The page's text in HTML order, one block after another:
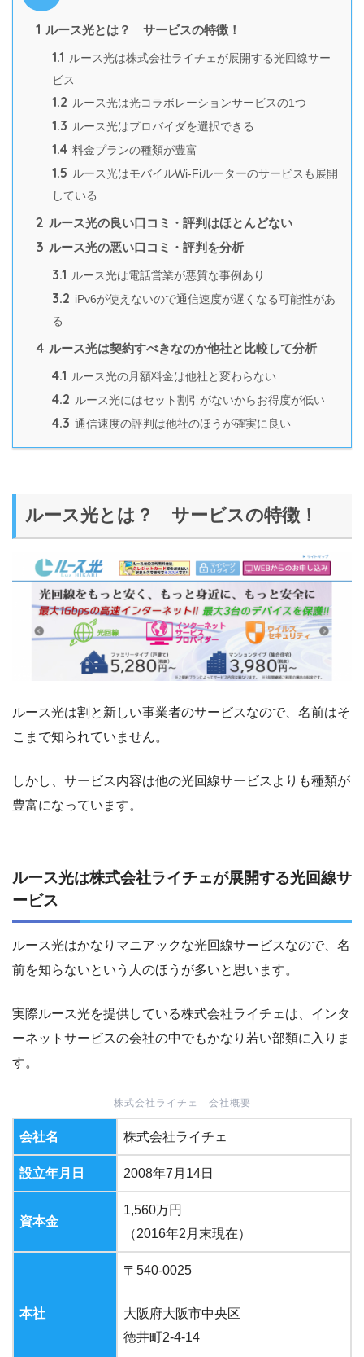
1 ルース光とは？ サービスの特徴！
1.1 ルース光は株式会社ライチェが展開する光回線サー
ビス
1.2 ルース光は光コラボレーションサービスの1つ
1.3 ルース光はプロバイダを選択できる
1.4 料金プランの種類が豊富
1.5 ルース光はモバイルWi-Fiルーターのサービスも展開
している
2 ルース光の良い口コミ・評判はほとんどない
3 ルース光の悪い口コミ・評判を分析
3.1 ルース光は電話営業が悪質な事例あり
3.2 iPv6が使えないので通信速度が遅くなる可能性があ
る
4 ルース光は契約すべきなのか他社と比較して分析
4.1 ルース光の月額料金は他社と変わらない
4.2 ルース光にはセット割引がないからお得度が低い
4.3 通信速度の評判は他社のほうが確実に良い
ルース光とは？ サービスの特徴！
ルース光は割と新しい事業者のサービスなので、名前はそ
こまで知られていません。
しかし、サービス内容は他の光回線サービスよりも種類が
豊富になっています。
ルース光は株式会社ライチェが展開する光回線サ
ービス
ルース光はかなりマニアックな光回線サービスなので、名
前を知らないという人のほうが多いと思います。
実際ルース光を提供している株式会社ライチェは、インタ
ーネットサービスの会社の中でもかなり若い部類に入りま
す。
株式会社ライチェ 会社概要
会社名 株式会社ライチェ
設立年月日 2008年7月14日
資本金
1,560万円
（2016年2月末現在）
本社
〒540-0025
大阪府大阪市中央区
徳井町2-4-14